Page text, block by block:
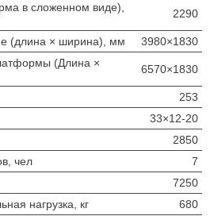
в сложенном виде),
2290
(длина × ширина), мм
3980×1830
(Длина ×
6570×1830
253
33×12-20
2850
чел
7
7250
нагрузка, кг
680